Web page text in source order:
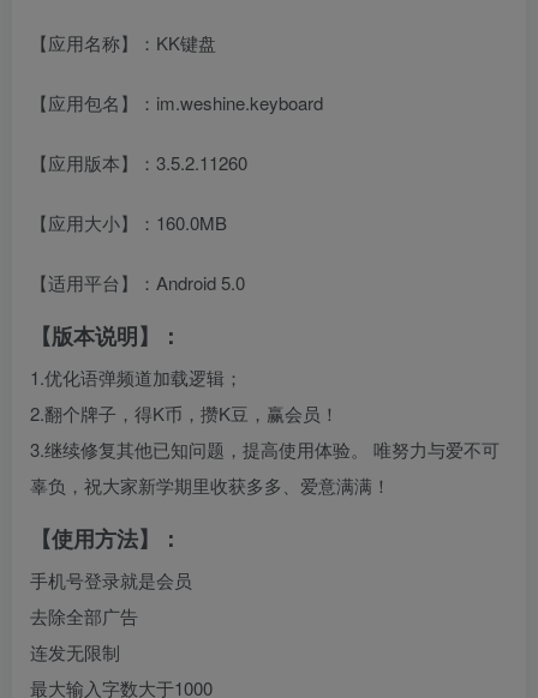
【应用名称】：KK键盘
【应用包名】：im.weshine.keyboard
【应用版本】：3.5.2.11260
【应用大小】：160.0MB
【适用平台】：Android 5.0
【版本说明】：
1.优化语弹频道加载逻辑；
2.翻个牌子，得K币，攒K豆，赢会员！
3.继续修复其他已知问题，提高使用体验。 唯努力与爱不可
辜负，祝大家新学期里收获多多、爱意满满！
【使用方法】：
手机号登录就是会员
去除全部广告
连发无限制
最大输入字数大于1000